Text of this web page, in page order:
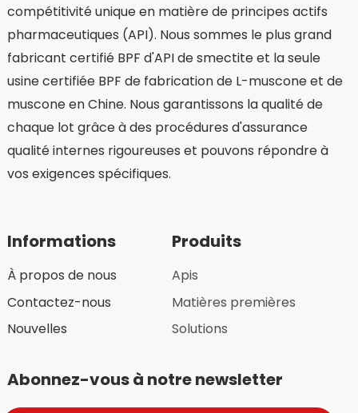
compétitivité unique en matière de principes actifs
pharmaceutiques (API). Nous sommes le plus grand
fabricant certifié BPF d'API de smectite et la seule
usine certifiée BPF de fabrication de L-muscone et de
muscone en Chine. Nous garantissons la qualité de
chaque lot grâce à des procédures d'assurance
qualité internes rigoureuses et pouvons répondre à
vos exigences spécifiques.
Informations
À propos de nous
Contactez-nous
Nouvelles
Produits
Apis
Matières premières
Solutions
Abonnez-vous à notre newsletter